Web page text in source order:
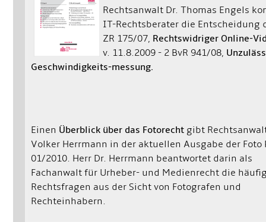
Rechtsanwalt Dr. Thomas Engels
IT-Rechtsberater die Entscheidung
ZR 175/07, Rechtswidriger Online-
v. 11.8.2009 - 2 BvR 941/08,
Geschwindigkeits-messung.
Einen Überblick über das Fotorecht gibt
Volker Herrmann in der aktuellen Ausgabe der Foto
01/2010. Herr Dr. Herrmann beantwortet darin als
Fachanwalt für Urheber- und Medienrecht die
Rechtsfragen aus der Sicht von Fotografen und
Rechteinhabern.